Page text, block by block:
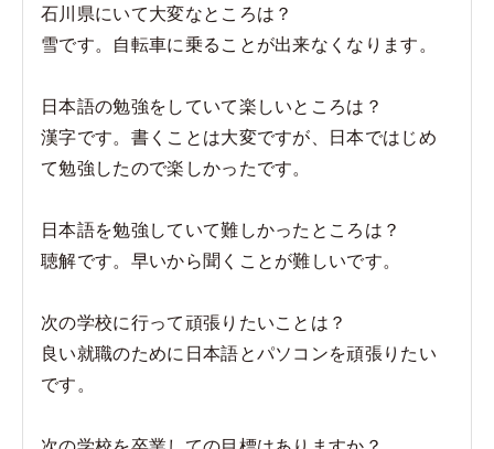
石川県にいて大変なところは？
雪です。自転車に乗ることが出来なくなります。
日本語の勉強をしていて楽しいところは？
漢字です。書くことは大変ですが、日本ではじめ
て勉強したので楽しかったです。
日本語を勉強していて難しかったところは？
聴解です。早いから聞くことが難しいです。
次の学校に行って頑張りたいことは？
良い就職のために日本語とパソコンを頑張りたい
です。